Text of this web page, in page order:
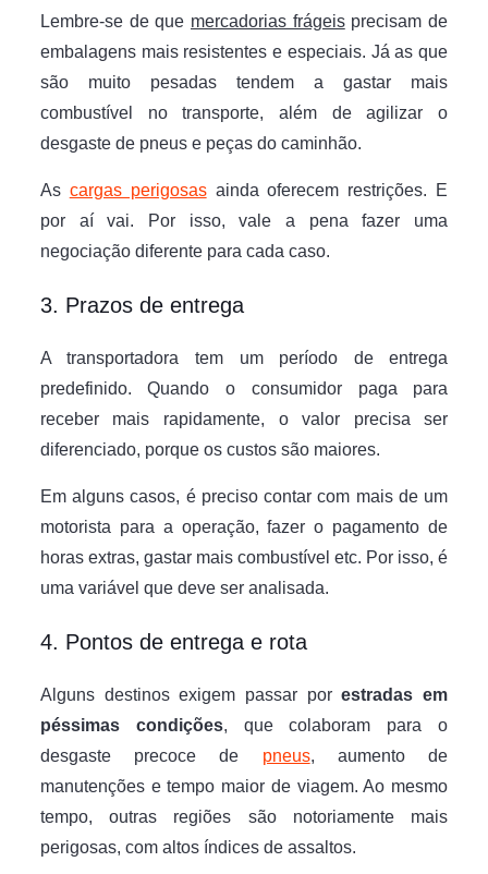
Lembre-se de que mercadorias frágeisprecisam de
embalagens mais resistentes e especiais. Já as que
são muito pesadas tendem a gastar mais
combustível no transporte, além de agilizar o
desgaste de pneus e peças do caminhão.
As cargas perigosasainda oferecem restrições. E
por aí vai. Por isso, vale a pena fazer uma
negociação diferente para cada caso.
3. Prazos de entrega
A transportadora tem um período de entrega
predefinido. Quando o consumidor paga para
receber mais rapidamente, o valor precisa ser
diferenciado, porque os custos são maiores.
Em alguns casos, é preciso contar com mais de um
motorista para a operação, fazer o pagamento de
horas extras, gastar mais combustível etc. Por isso, é
uma variável que deve ser analisada.
4. Pontos de entrega e rota
Alguns destinos exigem passar porestradas em
péssimas condições, que colaboram para o
desgaste precoce de pneus, aumento de
manutenções e tempo maior de viagem. Ao mesmo
tempo, outras regiões são notoriamente mais
perigosas, com altos índices de assaltos.